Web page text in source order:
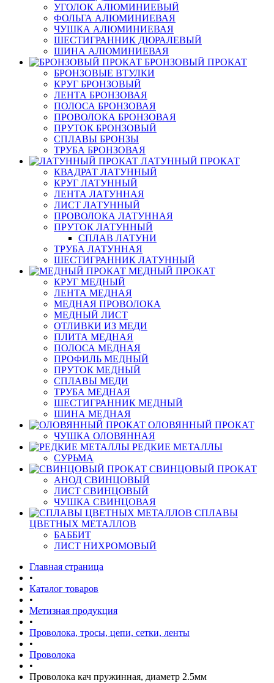
УГОЛОК АЛЮМИНИЕВЫЙ
ФОЛЬГА АЛЮМИНИЕВАЯ
ЧУШКА АЛЮМИНИЕВАЯ
ШЕСТИГРАННИК ДЮРАЛЕВЫЙ
ШИНА АЛЮМИНИЕВАЯ
БРОНЗОВЫЙ ПРОКАТ
БРОНЗОВЫЕ ВТУЛКИ
КРУГ БРОНЗОВЫЙ
ЛЕНТА БРОНЗОВАЯ
ПОЛОСА БРОНЗОВАЯ
ПРОВОЛОКА БРОНЗОВАЯ
ПРУТОК БРОНЗОВЫЙ
СПЛАВЫ БРОНЗЫ
ТРУБА БРОНЗОВАЯ
ЛАТУННЫЙ ПРОКАТ
КВАДРАТ ЛАТУННЫЙ
КРУГ ЛАТУННЫЙ
ЛЕНТА ЛАТУННАЯ
ЛИСТ ЛАТУННЫЙ
ПРОВОЛОКА ЛАТУННАЯ
ПРУТОК ЛАТУННЫЙ
СПЛАВ ЛАТУНИ
ТРУБА ЛАТУННАЯ
ШЕСТИГРАННИК ЛАТУННЫЙ
МЕДНЫЙ ПРОКАТ
КРУГ МЕДНЫЙ
ЛЕНТА МЕДНАЯ
МЕДНАЯ ПРОВОЛОКА
МЕДНЫЙ ЛИСТ
ОТЛИВКИ ИЗ МЕДИ
ПЛИТА МЕДНАЯ
ПОЛОСА МЕДНАЯ
ПРОФИЛЬ МЕДНЫЙ
ПРУТОК МЕДНЫЙ
СПЛАВЫ МЕДИ
ТРУБА МЕДНАЯ
ШЕСТИГРАННИК МЕДНЫЙ
ШИНА МЕДНАЯ
ОЛОВЯННЫЙ ПРОКАТ
ЧУШКА ОЛОВЯННАЯ
РЕДКИЕ МЕТАЛЛЫ
СУРЬМА
СВИНЦОВЫЙ ПРОКАТ
АНОД СВИНЦОВЫЙ
ЛИСТ СВИНЦОВЫЙ
ЧУШКА СВИНЦОВАЯ
СПЛАВЫ
ЦВЕТНЫХ МЕТАЛЛОВ
БАББИТ
ЛИСТ НИХРОМОВЫЙ
Главная страница
•
Каталог товаров
•
Метизная продукция
•
Проволока, тросы, цепи, сетки, ленты
•
Проволока
•
Проволока кач пружинная, диаметр 2.5мм